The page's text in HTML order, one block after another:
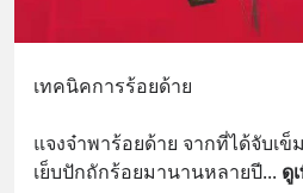
เทคนิคการร้อยด้าย
แจงจ๋าพาร้อยด้าย จากที่ได้จับเ
เย็บปักถักร้อยมานานหลายปี... ดู